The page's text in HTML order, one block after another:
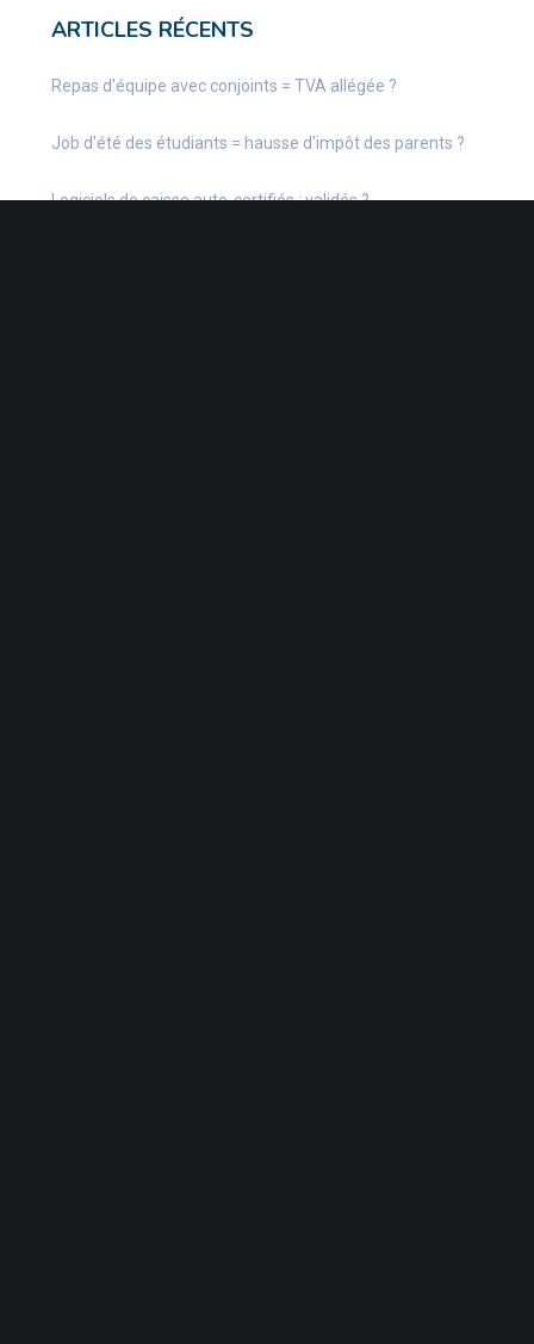
ARTICLES RÉCENTS
Repas d’équipe avec conjoints = TVA allégée ?
Job d’été des étudiants = hausse d’impôt des parents ?
Logiciels de caisse auto-certifiés : validés ?